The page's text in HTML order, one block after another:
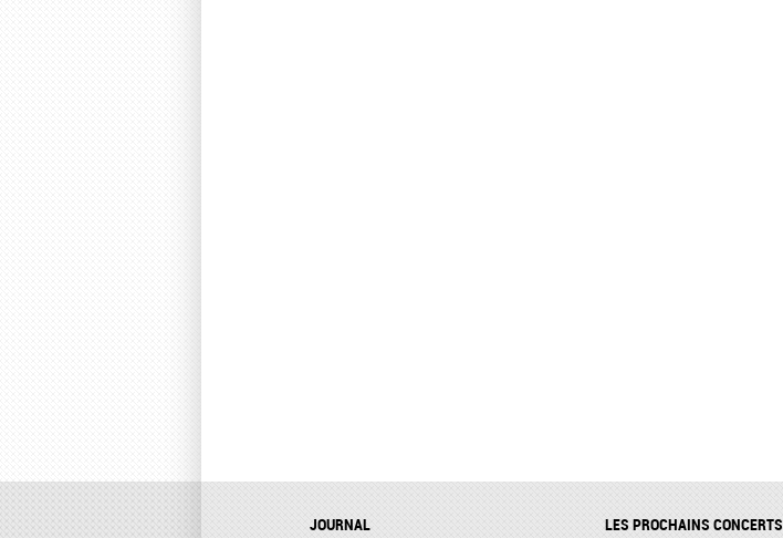
JOURNAL LES PROCHAINS CONCERTS